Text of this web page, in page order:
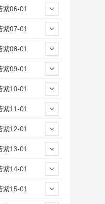
紫06-01
紫07-01
紫08-01
紫09-01
紫10-01
紫11-01
紫12-01
紫13-01
紫14-01
紫15-01